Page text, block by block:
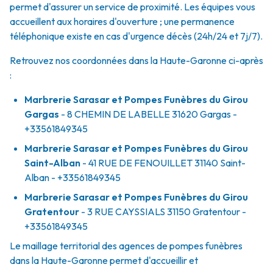
permet d'assurer un service de proximité. Les équipes vous
accueillent aux horaires d'ouverture ; une permanence
téléphonique existe en cas d'urgence décès (24h/24 et 7j/7).
Retrouvez nos coordonnées dans la Haute-Garonne ci-après
:
Marbrerie Sarasar et Pompes Funèbres du Girou
Gargas - 8 CHEMIN DE LABELLE31620Gargas -
+33561849345
Marbrerie Sarasar et Pompes Funèbres du Girou
Saint-Alban - 41 RUE DE FENOUILLET31140 Saint-
Alban - +33561849345
Marbrerie Sarasar et Pompes Funèbres du Girou
Gratentour - 3 RUE CAYSSIALS 31150Gratentour -
+33561849345
Le maillage territorial des agences de pompes funèbres
dans la Haute-Garonne permet d'accueillir et